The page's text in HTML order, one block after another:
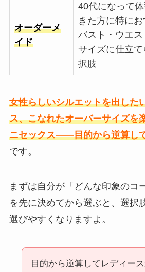
オーダーメ
イド
40代になって
きた方に特に
バスト・ウエ
サイズに仕立
択肢
女性らしいシルエットを出した
ス、こなれたオーバーサイズを
ニセックス——目的から逆算し
です。
まずは自分が「どんな印象のコ
を先に決めてから選ぶと、選択
選びやすくなりますよ。
目的から逆算してレディー